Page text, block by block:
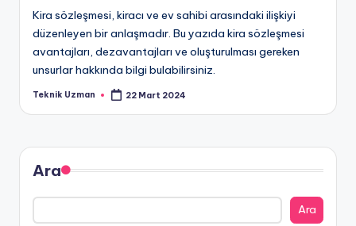
Kira sözleşmesi, kiracı ve ev sahibi arasındaki ilişkiyi
düzenleyen bir anlaşmadır. Bu yazıda kira sözleşmesi
avantajları, dezavantajları ve oluşturulması gereken
unsurlar hakkında bilgi bulabilirsiniz.
Posted
Teknik Uzman 22 Mart 2024
Ara
Ara